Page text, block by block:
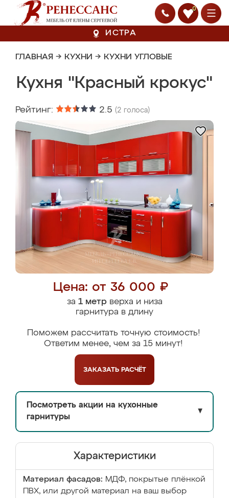
0
ИСТРА
ГЛАВНАЯ → КУХНИ → КУХНИ УГЛОВЫЕ
Кухня "Красный крокус"
Рейтинг: 2.5 (2 голоса)
Цена: от 36 000 ₽
за 1 метрверха и низа
гарнитура в длину
Поможем рассчитать точную стоимость!
Ответим менее, чем за 15 минут!
ЗАКАЗАТЬ РАСЧЁТ
Посмотреть акции на кухонные
гарнитуры
▼
Характеристики
Материал фасадов: МДФ, покрытые плёнкой
ПВХ, или другой материал на ваш выбор